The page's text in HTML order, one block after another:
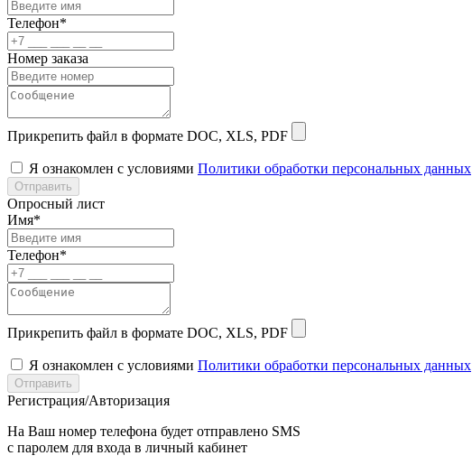
Телефон*
Номер заказа
Прикрепить файл в формате DOC, XLS, PDF
Я ознакомлен с условиями Политики обработки персональных данных
Отправить
Опросный лист
Имя*
Телефон*
Прикрепить файл в формате DOC, XLS, PDF
Я ознакомлен с условиями Политики обработки персональных данных
Отправить
Регистрация/Авторизация
На Ваш номер телефона будет отправлено SMS
с паролем для входа в личный кабинет